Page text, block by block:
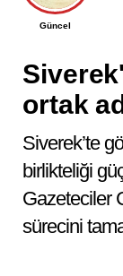
Haber
Arşivi
Haberleri
Güncel
ortak
Siverek’te
birlikteliği
Gazeteciler
sürecini